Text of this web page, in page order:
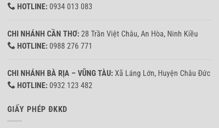
HOTLINE: 0934 013 083
CHI NHÁNH CẦN THƠ: 28 Trần Việt Châu, An Hòa, Ninh Kiều
HOTLINE: 0988 276 771
CHI NHÁNH BÀ RỊA – VŨNG TÀU: Xã Láng Lớn, Huyện Châu Đức
HOTLINE: 0932 123 482
GIẤY PHÉP ĐKKD